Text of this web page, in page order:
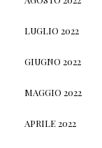
LUGLIO 2022
GIUGNO 2022
MAGGIO 2022
APRILE 2022